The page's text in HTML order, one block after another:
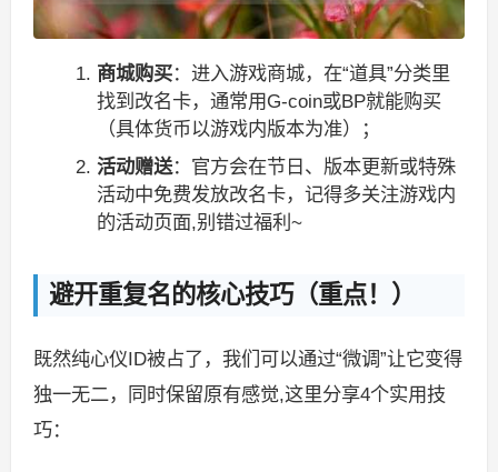
商城购买：进入游戏商城，在“道具”分类里
找到改名卡，通常用G-coin或BP就能购买
（具体货币以游戏内版本为准）；
活动赠送：官方会在节日、版本更新或特殊
活动中免费发放改名卡，记得多关注游戏内
的活动页面,别错过福利~
避开重复名的核心技巧（重点！）
既然纯心仪ID被占了，我们可以通过“微调”让它变得
独一无二，同时保留原有感觉,这里分享4个实用技
巧：